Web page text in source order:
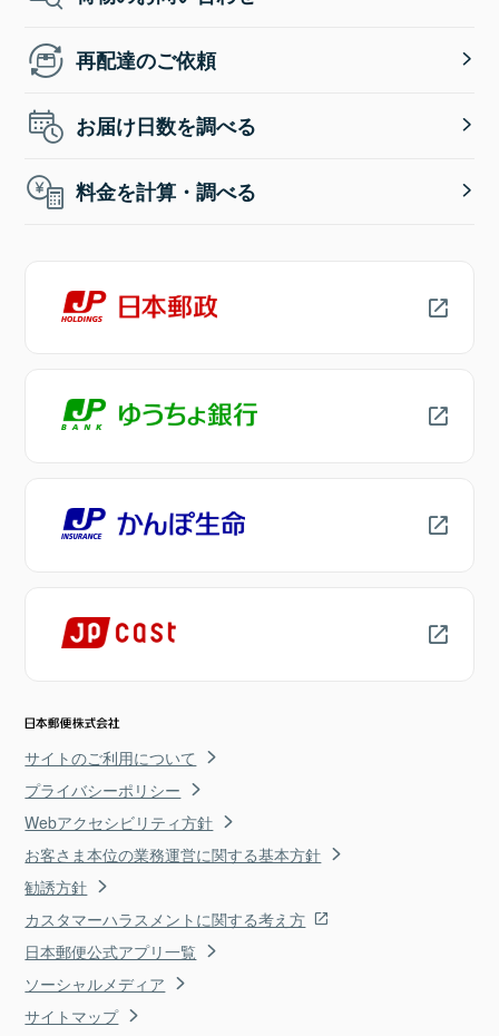
再配達のご依頼
お届け日数を調べる
料金を計算・調べる
サイトのご利用について
プライバシーポリシー
Webアクセシビリティ方針
お客さま本位の業務運営に関する基本方針
勧誘方針
カスタマーハラスメントに関する考え方
日本郵便公式アプリ一覧
ソーシャルメディア
サイトマップ